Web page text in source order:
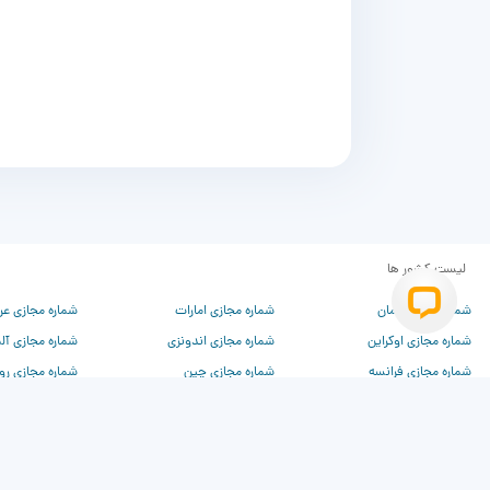
لیست کشور ها
شماره مجازی عمان شماره مجازی امارات
شماره مجازی
شماره مجازی اوکراین
شماره مجازی اندونزی
شماره مجازی
شماره مجازی فرانسه
شماره مجازی چین
شماره مجازی